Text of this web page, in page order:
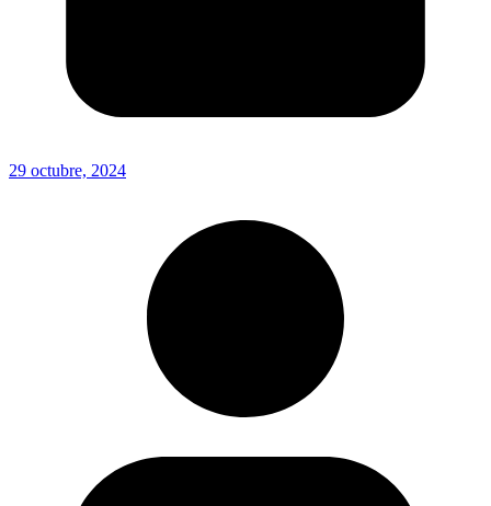
29 octubre, 2024